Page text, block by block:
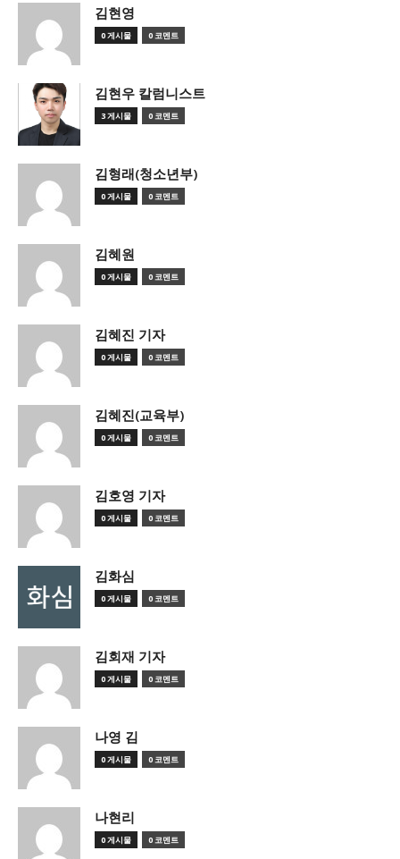
김현영
0 게시물 0 코멘트
김현우 칼럼니스트
3 게시물 0 코멘트
김형래(청소년부)
0 게시물 0 코멘트
김혜원
0 게시물 0 코멘트
김혜진 기자
0 게시물 0 코멘트
김혜진(교육부)
0 게시물 0 코멘트
김호영 기자
0 게시물 0 코멘트
김화심
0 게시물 0 코멘트
김회재 기자
0 게시물 0 코멘트
나영 김
0 게시물 0 코멘트
나현리
0 게시물 0 코멘트